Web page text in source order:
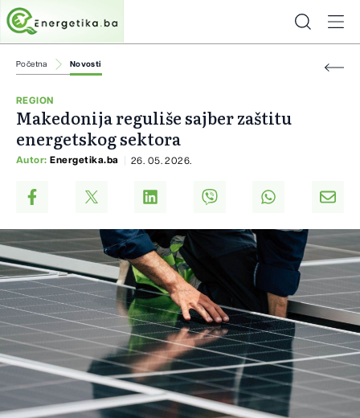
Početna Novosti
REGION
Makedonija reguliše sajber zaštitu
energetskog sektora
Autor: Energetika.ba 26. 05. 2026.